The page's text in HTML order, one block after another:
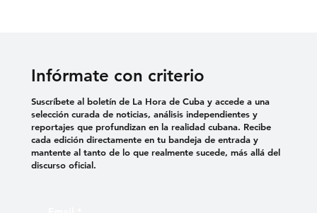
Infórmate con criterio
Suscríbete al boletín de La Hora de Cuba y accede a una
selección curada de noticias, análisis independientes y
reportajes que profundizan en la realidad cubana. Recibe
cada edición directamente en tu bandeja de entrada y
mantente al tanto de lo que realmente sucede, más allá del
discurso oficial.